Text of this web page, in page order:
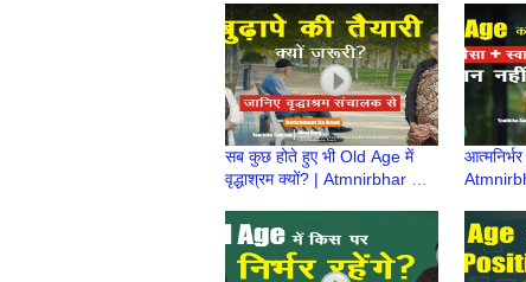
| Retirement Ke Baad
|
सब कुछ होते हुए भी Old Age में
वृद्धाश्रम क्यों? | Atmnirbhar Old
Baad